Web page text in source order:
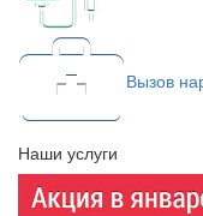
Вызов
Наши услуги